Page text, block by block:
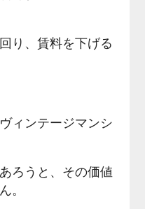
り、賃料を下げる
ィンテージマンシ
ろうと、その価値
。